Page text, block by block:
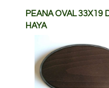
PEANA OVAL 33X19
HAYA